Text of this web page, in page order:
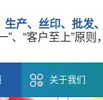
生产、丝印、批发
”、“客户至上”原
关于我们